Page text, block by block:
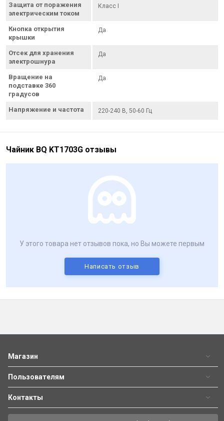
Защита от поражения
электрическим током
Класс I
Кнопка открытия
крышки
Да
Отсек для хранения
электрошнура
Да
Вращение на
подставке 360
градусов
Да
Напряжение и частота 220-240 В, 50-60 Гц
Чайник BQ KT1703G отзывы
У этого товара нет отзывов пока, но Вы можете первым
Написать отзыв
Магазин
Пользователям
Контакты